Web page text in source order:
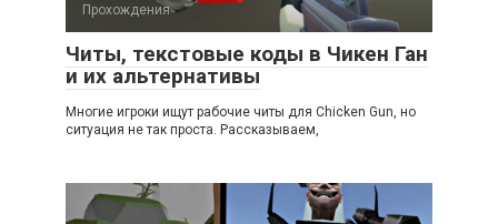
Прохождения
Читы, текстовые коды в Чикен Ган
и их альтернативы
Многие игроки ищут рабочие читы для Chicken Gun, но
ситуация не так проста. Рассказываем,